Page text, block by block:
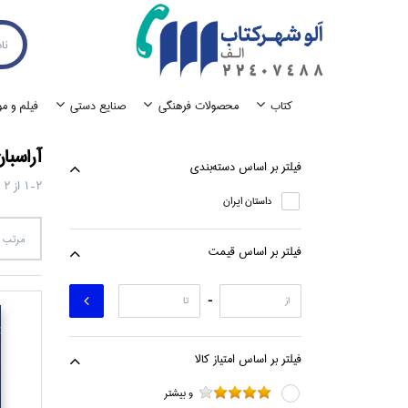
كتاب محصولات فرهنگي صنايع دستي فيلم و
فيلتر بر اساس دسته‌بندي
داستان ايران
فيلتر بر اساس قيمت
-
فيلتر بر اساس امتياز كالا
و بيشتر
1-2 از 2